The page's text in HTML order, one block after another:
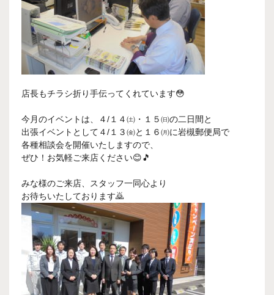
店長もチラシ折り手伝ってくれています😳
今月のイベントは、４/１４㈯・１５㈰の二日間と
出張イベントとして４/１３㈮と１６㈪に岩槻郵便局で
各種相談会を開催いたしますので、
ぜひ！お気軽ご来店ください😊🎵
みな様のご来店、スタッフ一同心より
お待ちいたしております🙇